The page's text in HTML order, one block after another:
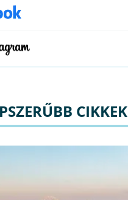
CIKKEK